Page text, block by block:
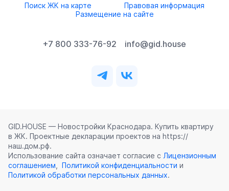
Поиск ЖК на карте
Правовая информация
Размещение на сайте
+7 800 333-76-92 info@gid.house
GID.HOUSE — Новостройки Краснодара. Купить квартиру
в ЖК. Проектные декларации проектов на https://
наш.дом.рф.
Использование сайта означает согласие с Лицензионным
соглашением
Политикой конфиденциальности и
Политикой обработки персональных данных.